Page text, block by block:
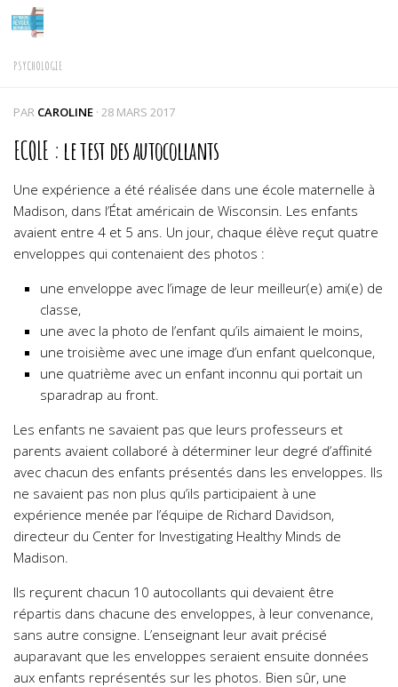
Skip to content
PSYCHOLOGIE
PAR CAROLINE · 28 MARS 2017
ECOLE : le test des autocollants
Une expérience a été réalisée dans une école maternelle à
Madison, dans l’État américain de Wisconsin. Les enfants
avaient entre 4 et 5 ans. Un jour, chaque élève reçut quatre
enveloppes qui contenaient des photos :
une enveloppe avec l’image de leur meilleur(e) ami(e) de
classe,
une avec la photo de l’enfant qu’ils aimaient le moins,
une troisième avec une image d’un enfant quelconque,
une quatrième avec un enfant inconnu qui portait un
sparadrap au front.
Les enfants ne savaient pas que leurs professeurs et
parents avaient collaboré à déterminer leur degré d’affinité
avec chacun des enfants présentés dans les enveloppes. Ils
ne savaient pas non plus qu’ils participaient à une
expérience menée par l’équipe de Richard Davidson,
directeur du Center for Investigating Healthy Minds de
Madison.
Ils reçurent chacun 10 autocollants qui devaient être
répartis dans chacune des enveloppes, à leur convenance,
sans autre consigne. L’enseignant leur avait précisé
auparavant que les enveloppes seraient ensuite données
aux enfants représentés sur les photos. Bien sûr, une